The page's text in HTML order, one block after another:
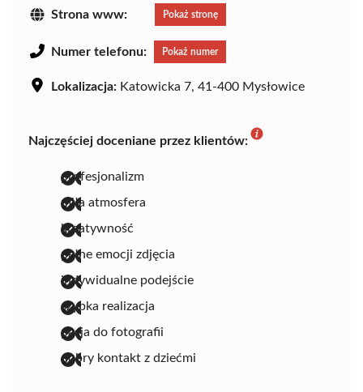
Strona www: Pokaż stronę
Numer telefonu: Pokaż numer
Lokalizacja: Katowicka 7, 41-400 Mysłowice
Najczęściej doceniane przez klientów:
profesjonalizm
miła atmosfera
kreatywność
pełne emocji zdjęcia
indywidualne podejście
szybka realizacja
pasja do fotografii
dobry kontakt z dziećmi